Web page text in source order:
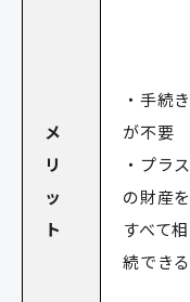
メ
リ
ッ
ト
・手続き
が不要
・プラス
の財産を
すべて相
続できる